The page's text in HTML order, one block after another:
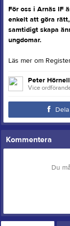
För oss i Arnäs IF
enkelt att göra
samtidigt skapa
ungdomar.
Läs mer om
Peter Hörnell
Vice
Dela
Kommentera
Du